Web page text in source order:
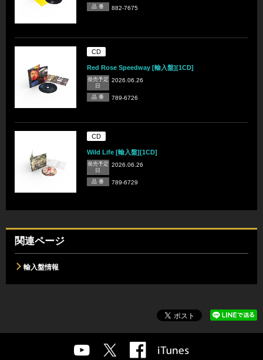
品 番 882-7675
CD
Red Rose Speedway [輸入盤][1CD]
発売予定
日
2026.06.26
品 番 789-6726
CD
Wild Life [輸入盤][1CD]
発売予定
日
2026.06.26
品 番 789-6729
関連ページ
輸入盤情報